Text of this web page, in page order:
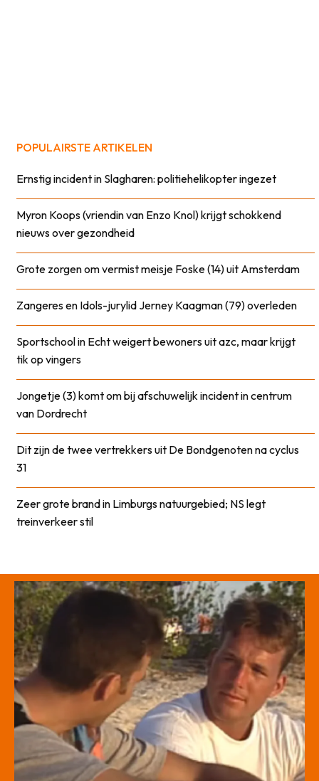
POPULAIRSTE ARTIKELEN
Ernstig incident in Slagharen: politiehelikopter ingezet
Myron Koops (vriendin van Enzo Knol) krijgt schokkend
nieuws over gezondheid
Grote zorgen om vermist meisje Foske (14) uit Amsterdam
Zangeres en Idols-jurylid Jerney Kaagman (79) overleden
Sportschool in Echt weigert bewoners uit azc, maar krijgt
tik op vingers
Jongetje (3) komt om bij afschuwelijk incident in centrum
van Dordrecht
Dit zijn de twee vertrekkers uit De Bondgenoten na cyclus
31
Zeer grote brand in Limburgs natuurgebied; NS legt
treinverkeer stil